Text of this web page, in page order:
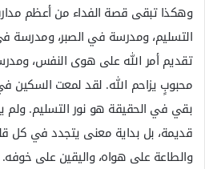
وهكذا تبقى قصة الفداء من أعظم
التسليم، ومدرسة في الصبر، ومدرسة
تقديم أمر الله على هوى النفس،
محبوبٍ يزاحم الله. لقد لمعت السكين
بقي في الحقيقة هو نور التسليم. ولم
قديمة، بل بداية معنى يتجدد في كل
والطاعة على هواه، واليقين على خوفه.